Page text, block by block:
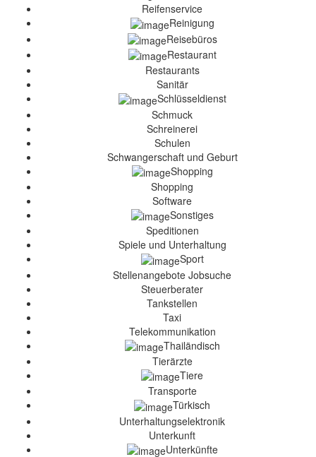
Reifenservice
Reinigung
Reisebüros
Restaurant
Restaurants
Sanitär
Schlüsseldienst
Schmuck
Schreinerei
Schulen
Schwangerschaft und Geburt
Shopping
Shopping
Software
Sonstiges
Speditionen
Spiele und Unterhaltung
Sport
Stellenangebote Jobsuche
Steuerberater
Tankstellen
Taxi
Telekommunikation
Thailändisch
Tierärzte
Tiere
Transporte
Türkisch
Unterhaltungselektronik
Unterkunft
Unterkünfte